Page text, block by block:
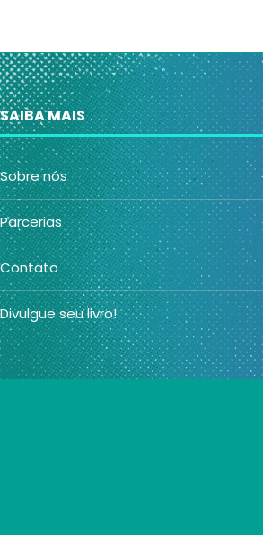
SAIBA MAIS
Sobre nós
Parcerias
Contato
Divulgue seu livro!